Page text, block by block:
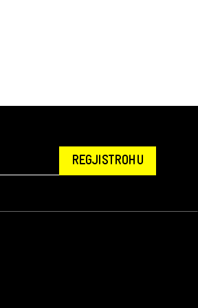
REGJISTROHU